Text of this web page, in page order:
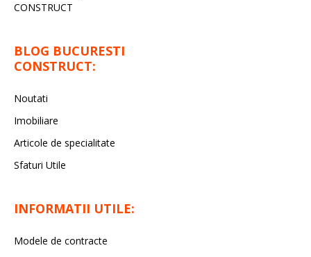
CONSTRUCT
BLOG BUCURESTI
CONSTRUCT:
Noutati
Imobiliare
Articole de specialitate
Sfaturi Utile
INFORMATII UTILE:
Modele de contracte